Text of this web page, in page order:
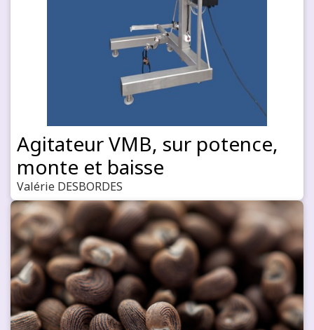
Agitateur VMB, sur potence,
monte et baisse
Valérie DESBORDES